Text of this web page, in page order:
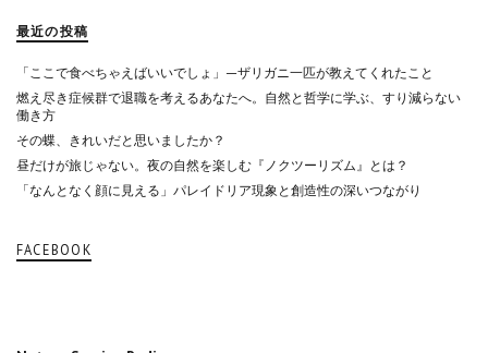
最近の投稿
「ここで食べちゃえばいいでしょ」—ザリガニ一匹が教えてくれたこと
燃え尽き症候群で退職を考えるあなたへ。自然と哲学に学ぶ、すり減らない
働き方
その蝶、きれいだと思いましたか？
昼だけが旅じゃない。夜の自然を楽しむ『ノクツーリズム』とは？
「なんとなく顔に見える」パレイドリア現象と創造性の深いつながり
FACEBOOK